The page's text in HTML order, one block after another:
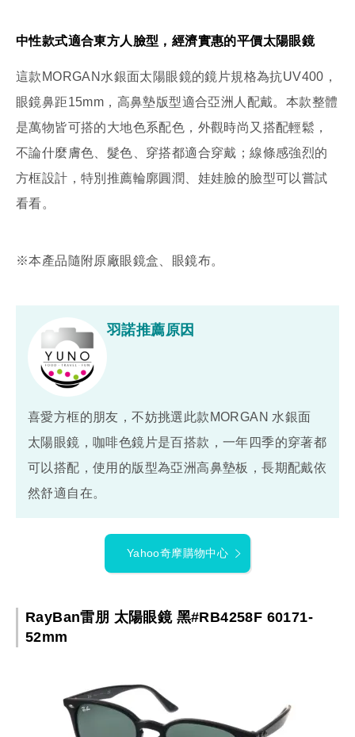
中性款式適合東方人臉型，經濟實惠的平價太陽眼鏡
這款MORGAN水銀面太陽眼鏡的鏡片規格為抗UV400，
眼鏡鼻距15mm，高鼻墊版型適合亞洲人配戴。本款整體
是萬物皆可搭的大地色系配色，外觀時尚又搭配輕鬆，
不論什麼膚色、髮色、穿搭都適合穿戴；線條感強烈的
方框設計，特別推薦輪廓圓潤、娃娃臉的臉型可以嘗試
看看。
※本產品隨附原廠眼鏡盒、眼鏡布。
羽諾推薦原因
喜愛方框的朋友，不妨挑選此款MORGAN 水銀面
太陽眼鏡，咖啡色鏡片是百搭款，一年四季的穿著都
可以搭配，使用的版型為亞洲高鼻墊板，長期配戴依
然舒適自在。
Yahoo奇摩購物中心
RayBan雷朋 太陽眼鏡 黑#RB4258F 60171-
52mm